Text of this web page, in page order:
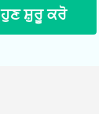
ਹੁਣ ਸ਼ੁਰੂ ਕਰੋ